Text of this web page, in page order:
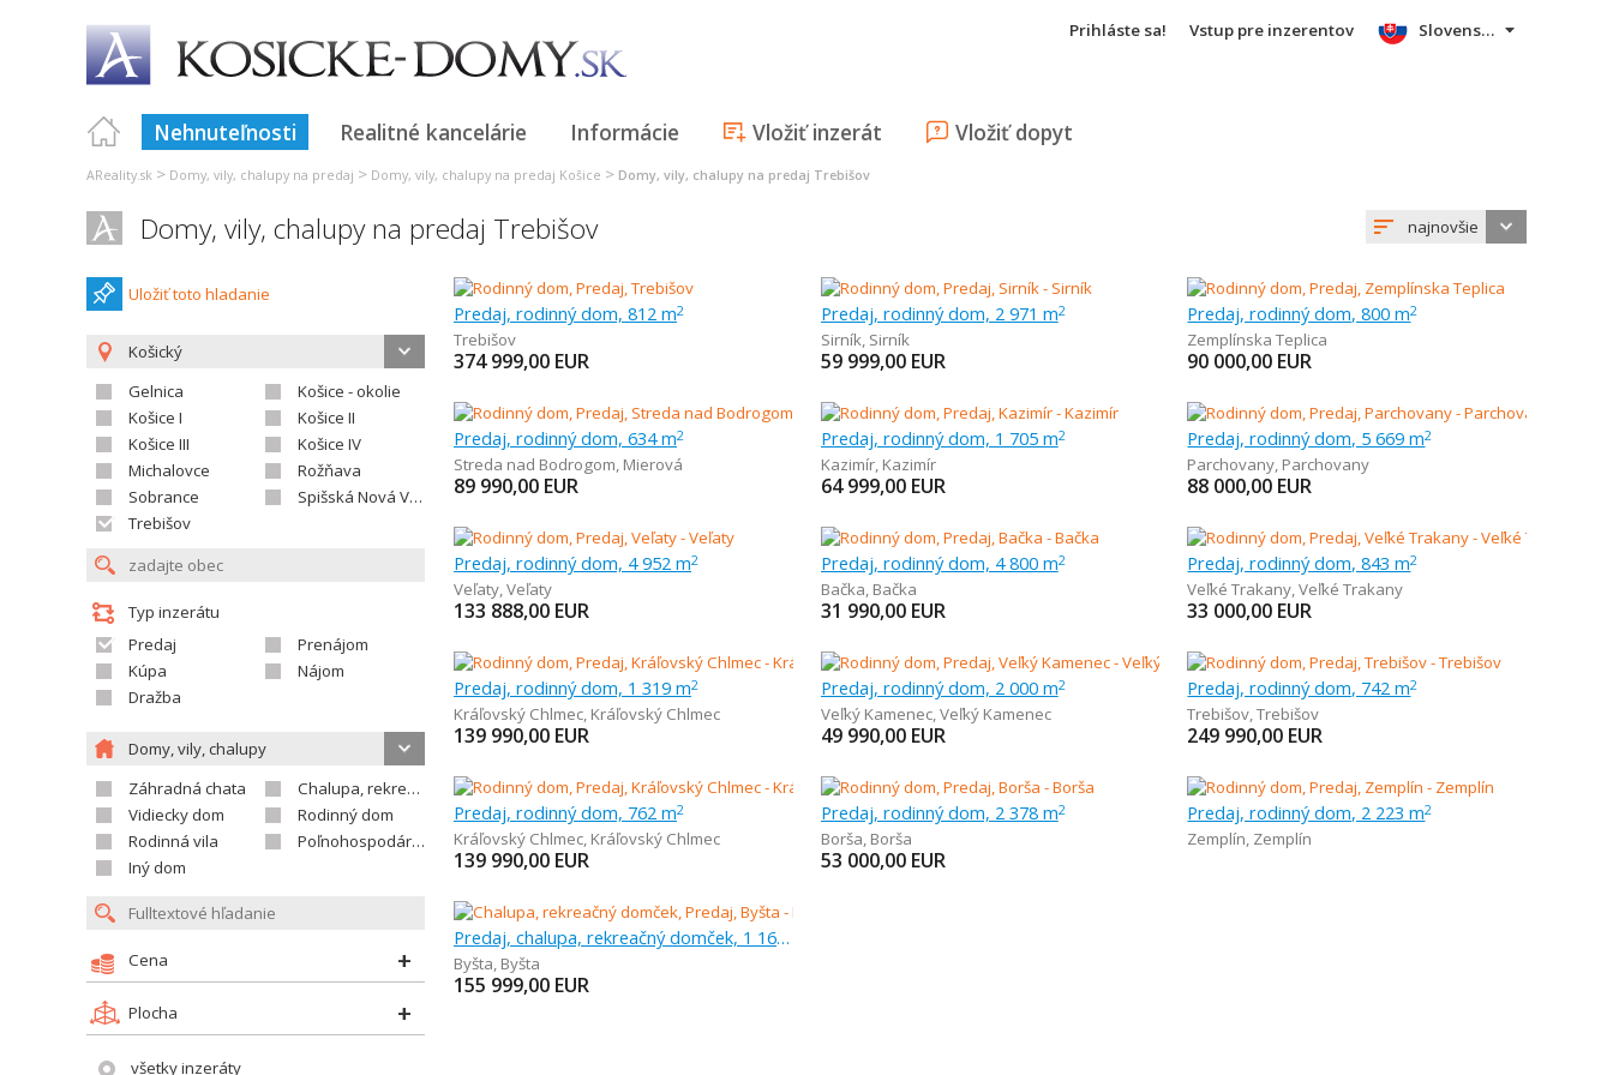
Prihláste sa! Vstup pre inzerentov
Nehnuteľnosti Realitné kancelárie Informácie Vložiť inzerát Vložiť dopyt
Slovensky
AReality.sk > Domy, vily, chalupy na predaj > Domy, vily, chalupy na predaj Košice > Domy, vily, chalupy na predaj Trebišov
Domy, vily, chalupy na predaj Trebišov najnovšie
Uložiť toto hladanie
Košický
Gelnica
Košice - okolie
Košice I
Košice II
Košice III
Košice IV
Michalovce
Rožňava
Sobrance
Spišská Nová Ves
Trebišov
Typ inzerátu
Predaj
Prenájom
Kúpa
Nájom
Dražba
Domy, vily, chalupy
Záhradná chata
Chalupa, rekreačný domček
Vidiecky dom
Rodinný dom
Rodinná vila
Poľnohospodárska usadlosť
Iný dom
Cena
Plocha
všetky inzeráty
Predaj, rodinný dom, 812 m2
Trebišov
374 999,00 EUR
Predaj, rodinný dom, 2 971 m2
Sirník, Sirník
59 999,00 EUR
Predaj, rodinný dom, 800 m2
Zemplínska Teplica
90 000,00 EUR
Predaj, rodinný dom, 634 m2
Streda nad Bodrogom, Mierová
89 990,00 EUR
Predaj, rodinný dom, 1 705 m2
Kazimír, Kazimír
64 999,00 EUR
Predaj, rodinný dom, 5 669 m2
Parchovany, Parchovany
88 000,00 EUR
Predaj, rodinný dom, 4 952 m2
Veľaty,Veľaty
133 888,00 EUR
Predaj, rodinný dom, 4 800 m2
Bačka, Bačka
31 990,00 EUR
Predaj, rodinný dom, 843 m2
Veľké Trakany,Veľké Trakany
33 000,00 EUR
Predaj, rodinný dom, 1 319 m2
Kráľovský Chlmec, Kráľovský Chlmec
139 990,00 EUR
Predaj, rodinný dom, 2 000 m2
Veľký Kamenec,Veľký Kamenec
49 990,00 EUR
Predaj, rodinný dom, 742 m2
Trebišov,Trebišov
249 990,00 EUR
Predaj, rodinný dom, 762 m2
Kráľovský Chlmec, Kráľovský Chlmec
139 990,00 EUR
Predaj, rodinný dom, 2 378 m2
Borša, Borša
53 000,00 EUR
Predaj, rodinný dom, 2 223 m2
Zemplín, Zemplín
Predaj, chalupa, rekreačný domček, 1 165 m
Byšta, Byšta
155 999,00 EUR